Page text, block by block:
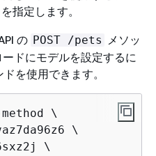
を指定します。
の POST /pets メソッ
ドにモデルを設定するに
ドを使用できます。
\
\
\